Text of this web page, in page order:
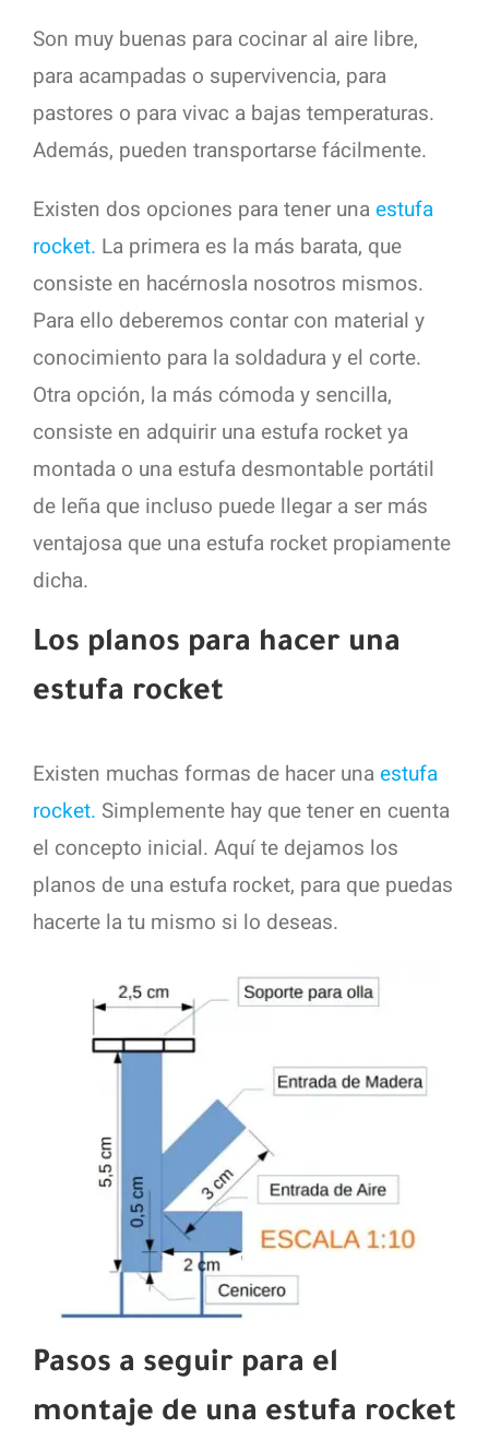
Son muy buenas para cocinar al aire libre,
para acampadas o supervivencia, para
pastores o para vivac a bajas temperaturas.
Además, pueden transportarse fácilmente.
Existen dos opciones para tener unaestufa
rocket. La primera es la más barata, que
consiste en hacérnosla nosotros mismos.
Para ello deberemos contar con material y
conocimiento para la soldadura y el corte.
Otra opción, la más cómoda y sencilla,
consiste en adquirir una estufa rocket ya
montada o una estufa desmontable portátil
de leña que incluso puede llegar a ser más
ventajosa que una estufa rocket propiamente
dicha.
Los planos para hacer una
estufa rocket
Existen muchas formas de hacer unaestufa
rocket. Simplemente hay que tener en cuenta
el concepto inicial. Aquí te dejamos los
planos de una estufa rocket, para que puedas
hacerte la tu mismo si lo deseas.
Pasos a seguir para el
montaje de una estufa rocket